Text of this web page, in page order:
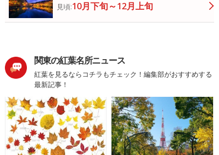
見頃:10月下旬～12月上旬
関東の紅葉名所ニュース
紅葉を見るならコチラもチェック！編集部がおすすめする
最新記事！